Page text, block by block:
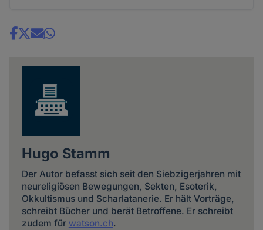
Share
Hugo Stamm
Der Autor befasst sich seit den Siebzigerjahren mit
neureligiösen Bewegungen, Sekten, Esoterik,
Okkultismus und Scharlatanerie. Er hält Vorträge,
schreibt Bücher und berät Betroffene. Er schreibt
zudem für watson.ch.